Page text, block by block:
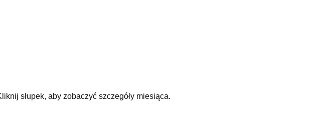
słupek, aby zobaczyć szczegóły miesiąca.